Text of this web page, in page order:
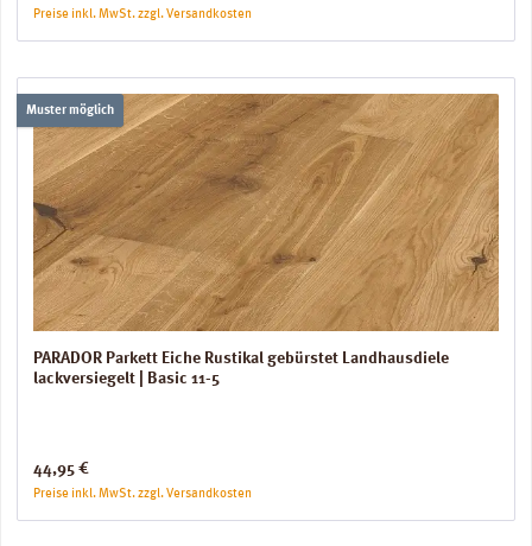
Preise inkl. MwSt. zzgl. Versandkosten
Muster möglich
PARADOR Parkett Eiche Rustikal gebürstet Landhausdiele
lackversiegelt | Basic 11-5
Regulärer Preis:
44,95 €
Preise inkl. MwSt. zzgl. Versandkosten